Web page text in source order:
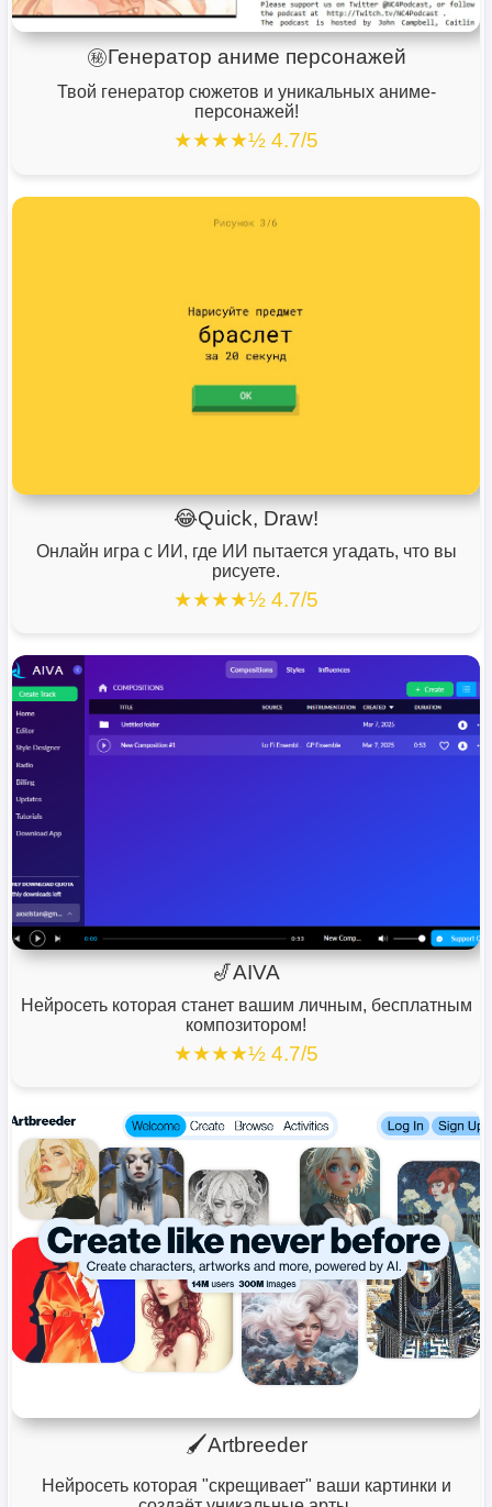
㊙️Генератор аниме персонажей
Твой генератор сюжетов и уникальных аниме-
персонажей!
★★★★½ 4.7/5
😂Quick, Draw!
Онлайн игра с ИИ, где ИИ пытается угадать, что вы
рисуете.
★★★★½ 4.7/5
🎷AIVA
Нейросеть которая станет вашим личным, бесплатным
композитором!
★★★★½ 4.7/5
🖌️Artbreeder
Нейросеть которая "скрещивает" ваши картинки и